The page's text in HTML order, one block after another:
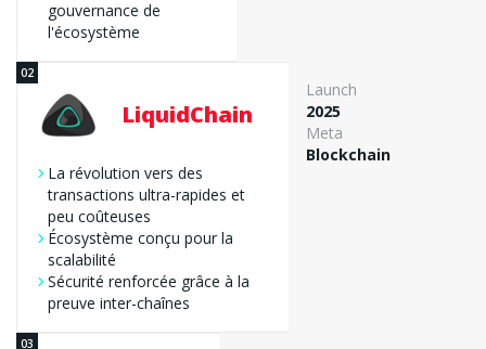
gouvernance de
l'écosystème
LiquidChain
La révolution vers des
transactions ultra-rapides et
peu coûteuses
Écosystème conçu pour la
scalabilité
Sécurité renforcée grâce à la
preuve inter-chaînes
Launch
2025
Meta
Blockchain